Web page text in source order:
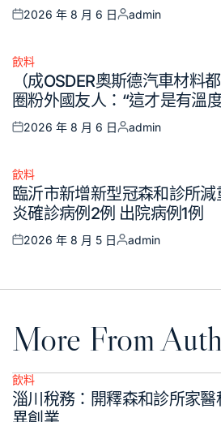
Posted
2026 年 8 月 6 日
Posted
admin
Posted
飲料
（成OSDER奧斯德汽車材料
圈粉外國友人：“這才是有溫
Posted
2026 年 8 月 6 日
Posted
admin
Posted
in
飲料
臨沂市新增新型冠森和診所
炎確診病例2例 出院病例1例
Posted
2026 年 8 月 5 日
Posted
admin
More From
Posted
in
飲料
淄川稅務：開釋森和診所家